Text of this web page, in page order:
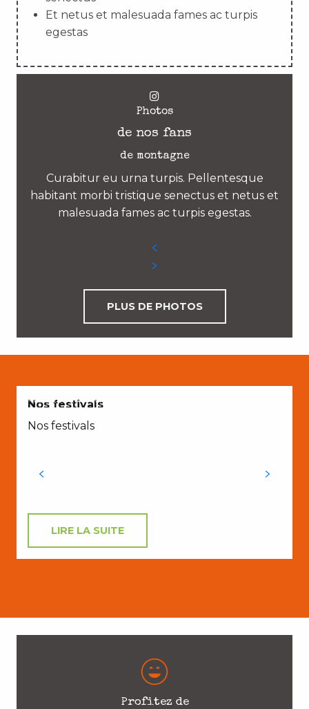
Et netus et malesuada fames ac turpis
egestas
Photos
de nos fans
de montagne
Curabitur eu urna turpis. Pellentesque
habitant morbi tristique senectus et netus et
malesuada fames ac turpis egestas.
PLUS DE PHOTOS
AVEC LES ENFANTS
Nos festivals
Nos festivals
LIRE LA SUITE
Profitez de